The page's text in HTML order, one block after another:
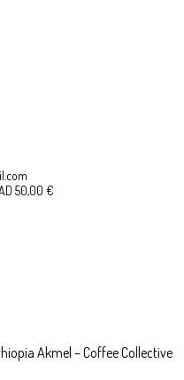
50,00 €
Akmel – Coffee Collective